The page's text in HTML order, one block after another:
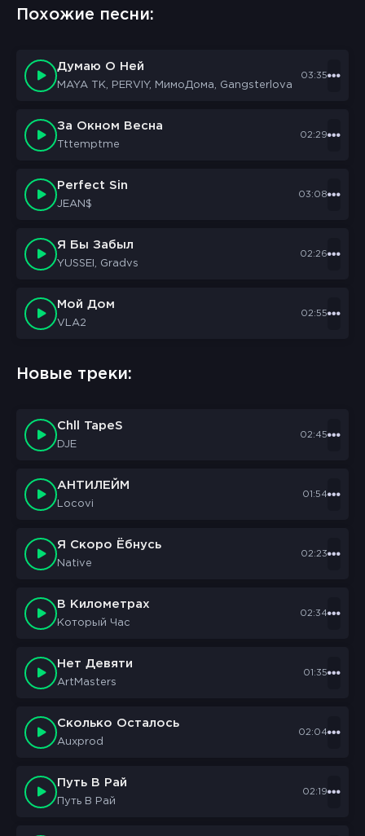
Похожие песни:
Думаю О Ней
MAYA TK, PERVIY, МимоДома, Gangsterlova
03:35
За Окном Весна
Tttemptme
02:29
Perfect Sin
JEAN$
03:08
Я Бы Забыл
YUSSEI, Gradvs
02:26
Мой Дом
VLA2
02:55
Новые треки:
Chll TapeS
DJE
02:45
АНТИЛЕЙМ
Locovi
01:54
Я Скоро Ёбнусь
Native
02:23
В Километрах
Который Час
02:34
Нет Девяти
ArtMasters
01:35
Сколько Осталось
Auxprod
02:04
Путь В Рай
Путь В Рай
02:19